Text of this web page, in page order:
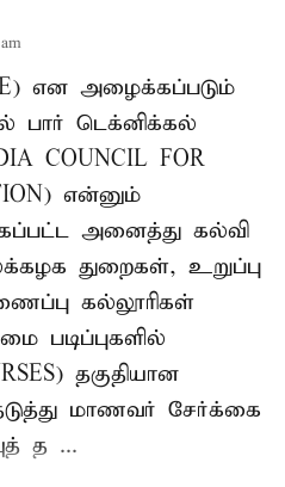
என அழைக்கப்படும்
பார் டெக்னிக்கல்
COUNCIL FOR
என்னும்
அனைத்து கல்வி
துறைகள், உறுப்பு
கல்லூரிகள்
படிப்புகளில்
தகுதியான
மாணவர் சேர்க்கை
த ...